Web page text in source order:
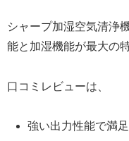
シャープ加湿空気清浄
能と加湿機能が最大の
口コミレビューは、
強い出力性能で満足